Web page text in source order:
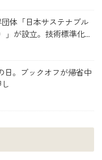
体「日本サステナブル
」が設立。技術標準化や
。ブックオフが帰省中